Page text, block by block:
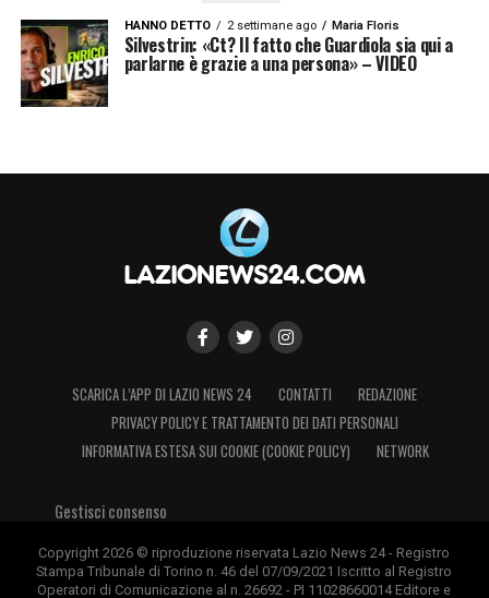
HANNO DETTO 2 settimane ago Maria Floris
Silvestrin: «Ct? Il fatto che Guardiola sia qui a
parlarne è grazie a una persona» – VIDEO
SCARICA L’APP DI LAZIO NEWS 24 CONTATTI
REDAZIONE
PRIVACY POLICY E TRATTAMENTO DEI DATI PERSONALI
INFORMATIVA ESTESA SUI COOKIE (COOKIE POLICY)
NETWORK
Gestisci consenso
Copyright 2026 © riproduzione riservata Lazio News 24 - Registro
Stampa Tribunale di Torino n. 46 del 07/09/2021 Iscritto al Registro
Operatori di Comunicazione al n. 26692 - PI 11028660014 Editore e